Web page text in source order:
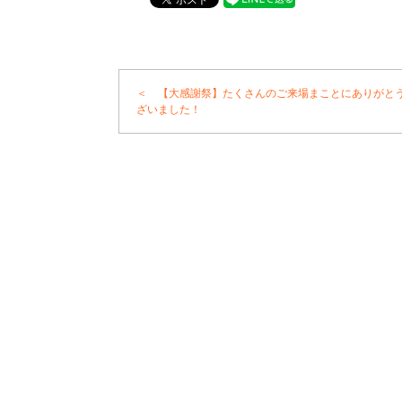
＜ 【大感謝祭】たくさんのご来場まことにありがと
ざいました！